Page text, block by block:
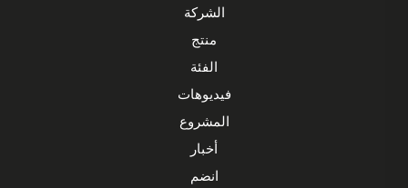
الشركة
منتج
الفئة
فيديوهات
المشروع
أخبار
انضم